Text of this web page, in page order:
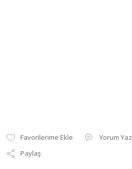
Yorum Yaz
Paylaş